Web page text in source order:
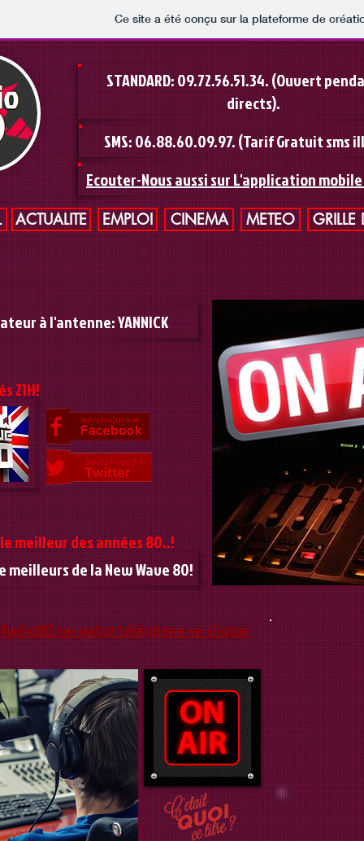
Ce site a été conçu sur la plateforme de
ACTUALITE EMPLOI CINEMA METEO GRILLE
STANDARD: 09.72.56.51.34. (Ouvert
directs).
SMS: 06.88.60.09.97. (Tarif Gratuit sms
Ecouter-Nous aussi sur L'application
à l'antenne: YANNICK
21H!
meilleur des années 80..!
meilleurs de la New Wave 80!
sur votre téléphone en cliquer